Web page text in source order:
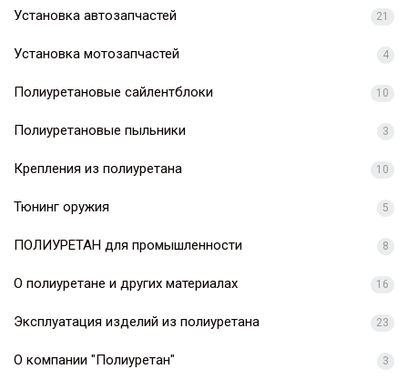
Установка автозапчастей 21
Установка мотозапчастей 4
Полиуретановые сайлентблоки 10
Полиуретановые пыльники 3
Крепления из полиуретана 10
Тюнинг оружия 5
ПОЛИУРЕТАН для промышленности 8
О полиуретане и других материалах 16
Эксплуатация изделий из полиуретана 23
О компании "Полиуретан" 3